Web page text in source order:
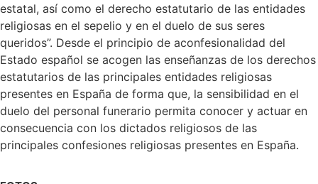
estatal, así como el derecho estatutario de las entidades
religiosas en el sepelio y en el duelo de sus seres
queridos”. Desde el principio de aconfesionalidad del
Estado español se acogen las enseñanzas de los derechos
estatutarios de las principales entidades religiosas
presentes en España de forma que, la sensibilidad en el
duelo del personal funerario permita conocer y actuar en
consecuencia con los dictados religiosos de las
principales confesiones religiosas presentes en España.